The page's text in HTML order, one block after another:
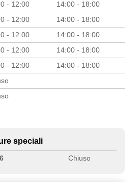
- 12:00
14:00 - 18:00
- 12:00
14:00 - 18:00
- 12:00
14:00 - 18:00
- 12:00
14:00 - 18:00
- 12:00
14:00 - 18:00
speciali
Chiuso